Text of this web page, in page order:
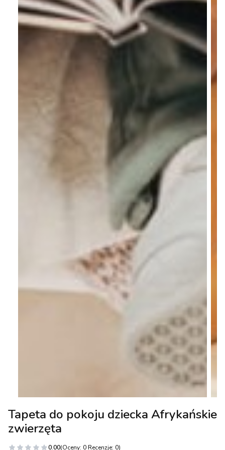
Tapeta do pokoju dziecka Afrykańskie
zwierzęta
0.00(Oceny: 0 Recenzje: 0)